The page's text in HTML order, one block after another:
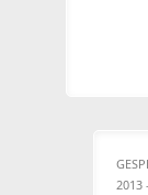
2013